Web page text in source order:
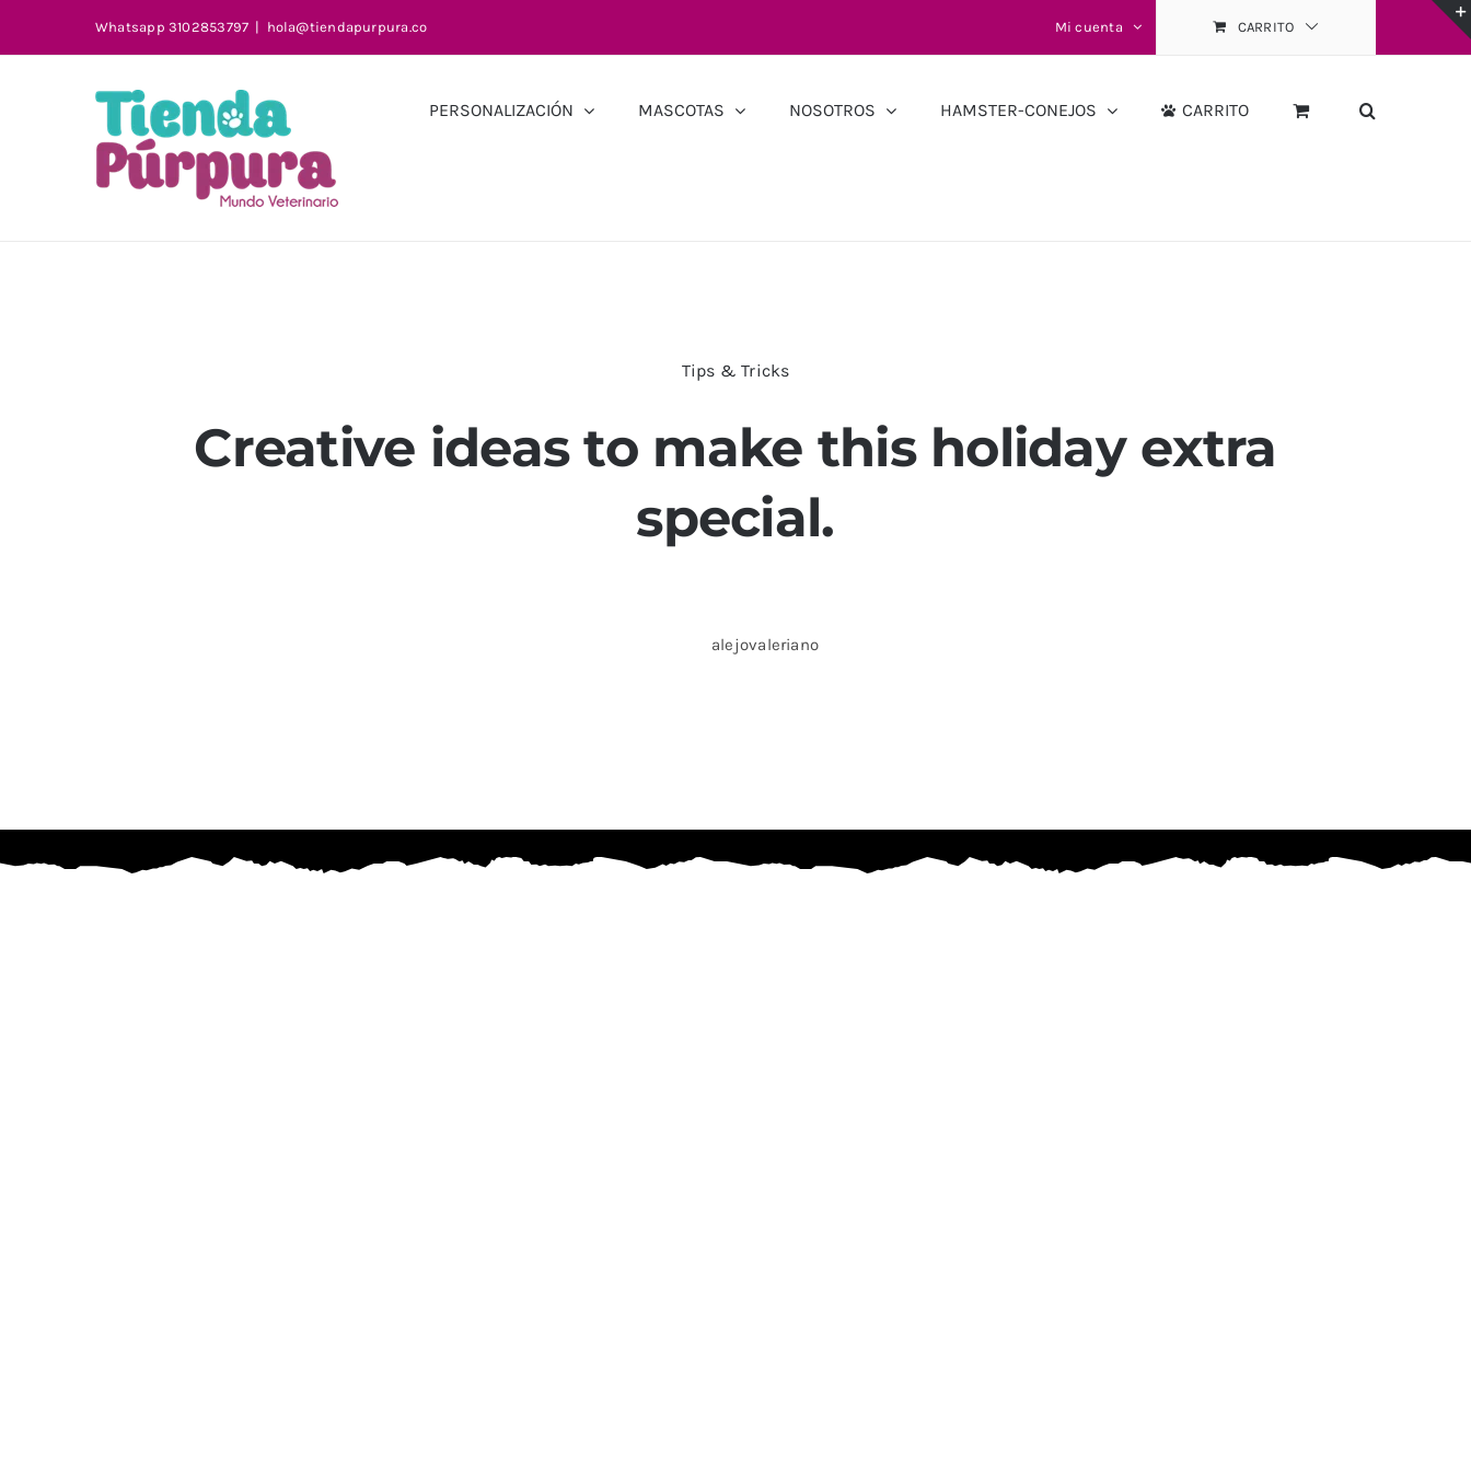
Whatsapp 3102853797 | hola@tiendapurpura.co Mi cuenta CARRITO
PERSONALIZACIÓN MASCOTAS NOSOTROS HAMSTER-CONEJOS CARRITO
Tips & Tricks
Creative ideas to make this holiday extra
special.
alejovaleriano